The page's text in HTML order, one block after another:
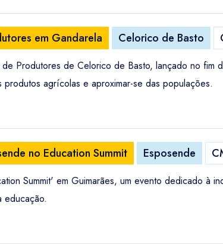
em Gandarela Celorico de Basto
Produtores de Celorico de Basto, lançado no fim
agrícolas e aproximar-se das populações.
no Education Summit Esposende
Summit' em Guimarães, um evento dedicado à
educação.